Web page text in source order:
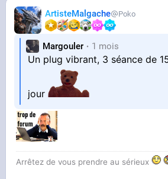
ArtisteMalgache Poko
Margouler 1 mois
Un plug vibrant, 3 séance de
jour
Arrêtez de vous prendre au sérieux